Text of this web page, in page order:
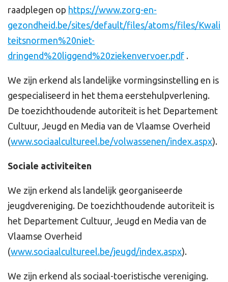
raadplegen op https://www.zorg-en-
gezondheid.be/sites/default/files/atoms/files/Kwali
teitsnormen%20niet-
dringend%20liggend%20ziekenvervoer.pdf .
We zijn erkend als landelijke vormingsinstelling en is
gespecialiseerd in het thema eerstehulpverlening.
De toezichthoudende autoriteit is het Departement
Cultuur, Jeugd en Media van de Vlaamse Overheid
(www.sociaalcultureel.be/volwassenen/index.aspx).
Sociale activiteiten
We zijn erkend als landelijk georganiseerde
jeugdvereniging. De toezichthoudende autoriteit is
het Departement Cultuur, Jeugd en Media van de
Vlaamse Overheid
(www.sociaalcultureel.be/jeugd/index.aspx).
We zijn erkend als sociaal-toeristische vereniging.